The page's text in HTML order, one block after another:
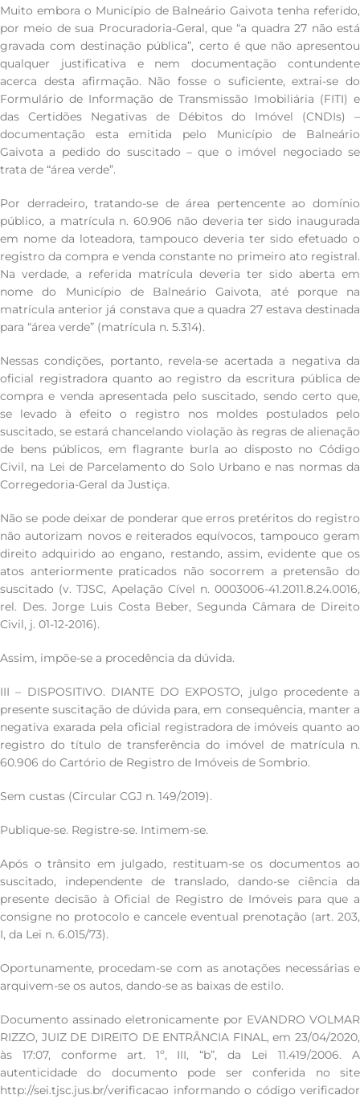
Muito embora o Município de Balneário Gaivota tenha referido,
por meio de sua Procuradoria-Geral, que “a quadra 27 não está
gravada com destinação pública”, certo é que não apresentou
qualquer justificativa e nem documentação contundente
acerca desta afirmação. Não fosse o suficiente, extrai-se do
Formulário de Informação de Transmissão Imobiliária (FITI) e
das Certidões Negativas de Débitos do Imóvel (CNDIs) –
documentação esta emitida pelo Município de Balneário
Gaivota a pedido do suscitado – que o imóvel negociado se
trata de “área verde”.
Por derradeiro, tratando-se de área pertencente ao domínio
público, a matrícula n. 60.906 não deveria ter sido inaugurada
em nome da loteadora, tampouco deveria ter sido efetuado o
registro da compra e venda constante no primeiro ato registral.
Na verdade, a referida matrícula deveria ter sido aberta em
nome do Município de Balneário Gaivota, até porque na
matrícula anterior já constava que a quadra 27 estava destinada
para “área verde” (matrícula n. 5.314).
Nessas condições, portanto, revela-se acertada a negativa da
oficial registradora quanto ao registro da escritura pública de
compra e venda apresentada pelo suscitado, sendo certo que,
se levado à efeito o registro nos moldes postulados pelo
suscitado, se estará chancelando violação às regras de alienação
de bens públicos, em flagrante burla ao disposto no Código
Civil, na Lei de Parcelamento do Solo Urbano e nas normas da
Corregedoria-Geral da Justiça.
Não se pode deixar de ponderar que erros pretéritos do registro
não autorizam novos e reiterados equívocos, tampouco geram
direito adquirido ao engano, restando, assim, evidente que os
atos anteriormente praticados não socorrem a pretensão do
suscitado (v. TJSC, Apelação Cível n. 0003006-41.2011.8.24.0016,
rel. Des. Jorge Luis Costa Beber, Segunda Câmara de Direito
Civil, j. 01-12-2016).
Assim, impõe-se a procedência da dúvida.
III – DISPOSITIVO. DIANTE DO EXPOSTO, julgo procedente a
presente suscitação de dúvida para, em consequência, manter a
negativa exarada pela oficial registradora de imóveis quanto ao
registro do título de transferência do imóvel de matrícula n.
60.906 do Cartório de Registro de Imóveis de Sombrio.
Sem custas (Circular CGJ n. 149/2019).
Publique-se. Registre-se. Intimem-se.
Após o trânsito em julgado, restituam-se os documentos ao
suscitado, independente de translado, dando-se ciência da
presente decisão à Oficial de Registro de Imóveis para que a
consigne no protocolo e cancele eventual prenotação (art. 203,
I, da Lei n. 6.015/73).
Oportunamente, procedam-se com as anotações necessárias e
arquivem-se os autos, dando-se as baixas de estilo.
Documento assinado eletronicamente por EVANDRO VOLMAR
RIZZO, JUIZ DE DIREITO DE ENTRÂNCIA FINAL, em 23/04/2020,
às 17:07, conforme art. 1º, III, “b”, da Lei 11.419/2006. A
autenticidade do documento pode ser conferida no site
http://sei.tjsc.jus.br/verificacao informando o código verificador